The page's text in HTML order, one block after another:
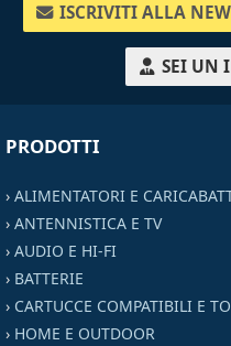
ISCRIVITI ALLA
SEI UN
PRODOTTI
› ALIMENTATORI E
› ANTENNISTICA E TV
› AUDIO E HI-FI
› BATTERIE
› CARTUCCE COMPATIBILI E
› HOME E OUTDOOR